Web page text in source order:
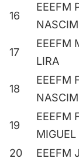
16
EEEFM
17
EEEFM
LIRA
18
EEEFM
19
EEEFM
MIGUEL
20 EEEFM